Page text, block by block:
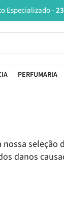
Oferta de portes a
PERFUMARIA
danos